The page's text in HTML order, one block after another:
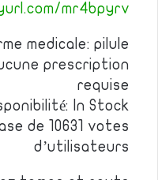
mr4bpyrv
medicale: pilule
prescription
requise
In Stock!
de 10631 votes
d’utilisateurs